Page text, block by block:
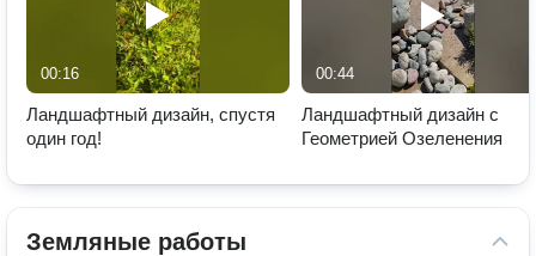
00:16
Ландшафтный дизайн, спустя
один год!
00:44
Ландшафтный дизайн с
Геометрией Озеленения
Земляные работы